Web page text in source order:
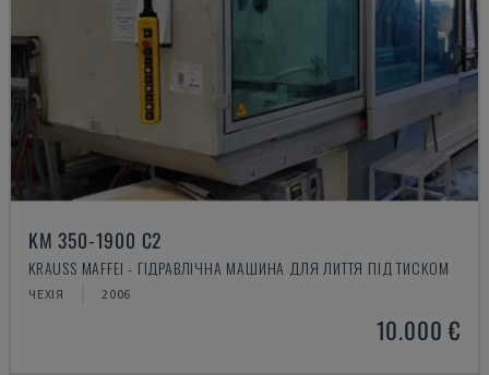
KM 350-1900 C2
KRAUSS MAFFEI - ГІДРАВЛІЧНА МАШИНА ДЛЯ ЛИТТЯ ПІД ТИСКОМ
ЧЕХІЯ 2006
10.000 €